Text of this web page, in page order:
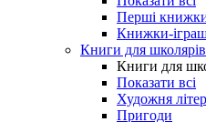
Перші
Книжки-
Книги для школярів
Книги для
Показати всі
Художня
Пригоди